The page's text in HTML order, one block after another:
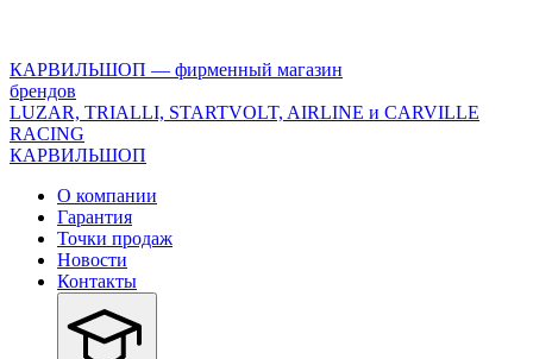
version="1.0"
encoding="utf-
8"?
>
КАРВИЛЬШОП — фирменный магазин
брендов
LUZAR, TRIALLI, STARTVOLT, AIRLINE и CARVILLE
RACING
КАРВИЛЬШОП
О компании
Гарантия
Точки продаж
Новости
Контакты